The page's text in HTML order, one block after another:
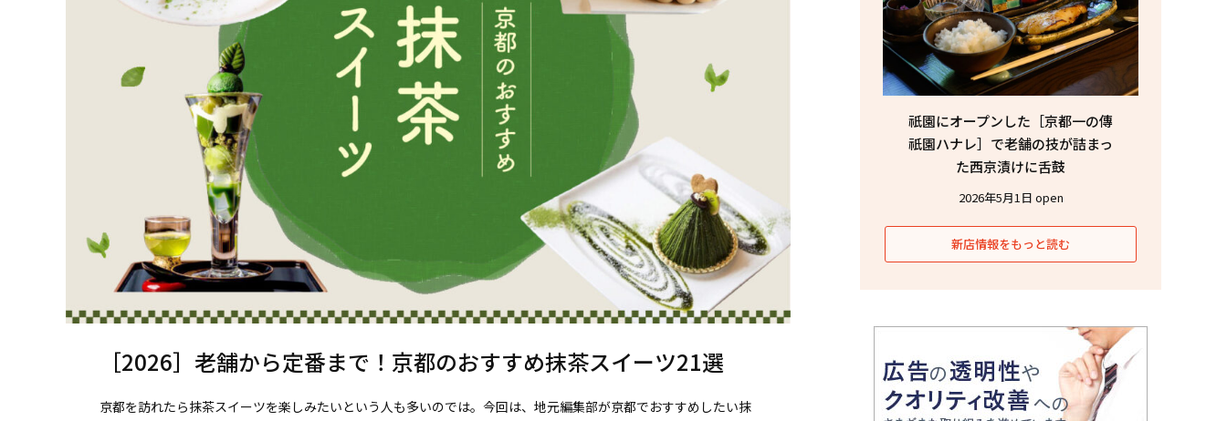
［2026］老舗から定番まで！京都のおすすめ抹茶スイーツ21選
京都を訪れたら抹茶スイーツを楽しみたいという人も多いのでは。今回は、地元編集部が京都でおすすめしたい抹
祇園にオープンした［京都一の傳
祇園ハナレ］で老舗の技が詰まっ
た西京漬けに舌鼓
2026年5月1日 open
新店情報をもっと読む